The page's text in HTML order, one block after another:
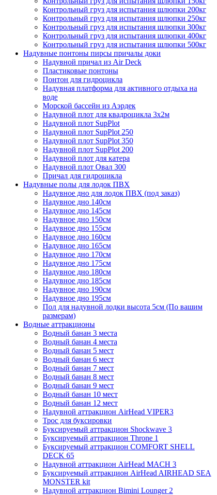
Контрольный груз для испытания шлюпки 200кг
Контрольный груз для испытания шлюпки 250кг
Контрольный груз для испытания шлюпки 300кг
Контрольный груз для испытания шлюпки 400кг
Контрольный груз для испытания шлюпки 500кг
Надувные понтоны пирсы причалы доки
Надувной причал из Air Deck
Пластиковые понтоны
Понтон для гидроцикла
Надувная платформа для активного отдыха на
воде
Морской бассейн из Аэрдек
Надувной плот для квадроцикла 3х2м
Надувной плот SupPlot
Надувной плот SupPlot 250
Надувной плот SupPlot 350
Надувной плот SupPlot 200
Надувной плот для катера
Надувной плот Овал 300
Причал для гидроцикла
Надувные полы для лодок ПВХ
Надувное дно для лодок ПВХ (под заказ)
Надувное дно 140см
Надувное дно 145см
Надувное дно 150см
Надувное дно 155см
Надувное дно 160см
Надувное дно 165см
Надувное дно 170см
Надувное дно 175см
Надувное дно 180см
Надувное дно 185см
Надувное дно 190см
Надувное дно 195см
Пол для надувной лодки высота 5см (По вашим
размерам)
Водные аттракционы
Водный банан 3 места
Водный банан 4 места
Водный банан 5 мест
Водный банан 6 мест
Водный банан 7 мест
Водный банан 8 мест
Водный банан 9 мест
Водный банан 10 мест
Водный банан 12 мест
Надувной аттракцион AirHead VIPER3
Трос для буксировки
Буксируемый аттракцион Shockwave 3
Буксируемый аттракцион Throne 1
Буксируемый аттракцион COMFORT SHELL
DECK 65
Надувной аттракцион AirHead MACH 3
Буксируемый аттракцион AirHead AIRHEAD SEA
MONSTER kit
Надувной аттракцион Bimini Lounger 2